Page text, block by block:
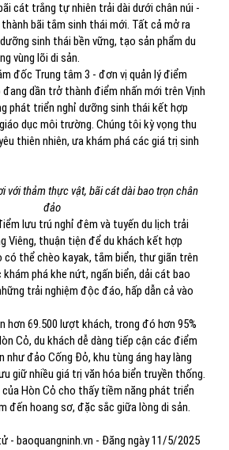
cát trắng tự nhiên trải dài dưới chân núi -
bãi tắm sinh thái mới. Tất cả mở ra
sinh thái bền vững, tạo sản phẩm du
vùng lõi di sản.
đốc Trung tâm 3 - đơn vị quản lý điểm
dần trở thành điểm nhấn mới trên Vịnh
phát triển nghỉ dưỡng sinh thái kết hợp
dục môi trường. Chúng tôi kỳ vọng thu
thiên nhiên, ưa khám phá các giá trị sinh
với thảm thực vật, bãi cát dài bao trọn chân
đảo
lưu trú nghỉ đêm và tuyến du lịch trải
Viêng, thuận tiện để du khách kết hợp
có thể chèo kayak, tắm biển, thư giãn trên
phá khe nứt, ngấn biển, dải cát bao
trải nghiệm độc đáo, hấp dẫn cả vào
hơn 69.500 lượt khách, trong đó hơn 95%
Cỏ, du khách dễ dàng tiếp cận các điểm
như đảo Cống Đỏ, khu tùng áng hay làng
giữ nhiều giá trị văn hóa biển truyền thống.
Hòn Cỏ cho thấy tiềm năng phát triển
đến hoang sơ, đặc sắc giữa lòng di sản.
- baoquangninh.vn - Đăng ngày 11/5/2025